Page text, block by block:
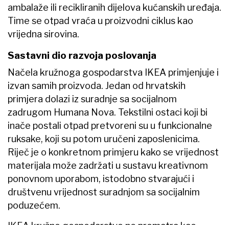
ambalaže ili recikliranih dijelova kućanskih uređaja.
Time se otpad vraća u proizvodni ciklus kao
vrijedna sirovina.
Sastavni dio razvoja poslovanja
Načela kružnoga gospodarstva IKEA primjenjuje i
izvan samih proizvoda. Jedan od hrvatskih
primjera dolazi iz suradnje sa socijalnom
zadrugom Humana Nova. Tekstilni ostaci koji bi
inače postali otpad pretvoreni su u funkcionalne
ruksake, koji su potom uručeni zaposlenicima.
Riječ je o konkretnom primjeru kako se vrijednost
materijala može zadržati u sustavu kreativnom
ponovnom uporabom, istodobno stvarajući i
društvenu vrijednost suradnjom sa socijalnim
poduzećem.